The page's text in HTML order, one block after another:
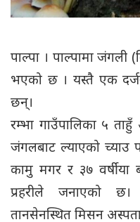
पाल्पा । पाल्पामा जंगली
भएको छ । यस्तै एक
छन्।
रम्भा गाउँपालिका ५
जंगलबाट ल्याएको च्याउ
कामु मगर र ३७ वर्षीया
प्रहरीले जनाएको
तानसेनस्थित मिसन